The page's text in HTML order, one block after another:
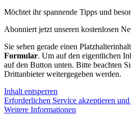
Möchtet ihr spannende Tipps und
Abonniert jetzt unseren kostenlosen
Sie sehen gerade einen
Formular. Um auf den eigentlichen
auf den Button unten. Bitte beachten
Drittanbieter weitergegeben werden.
Inhalt entsperren
Erforderlichen Service akzeptieren und
Weitere Informationen